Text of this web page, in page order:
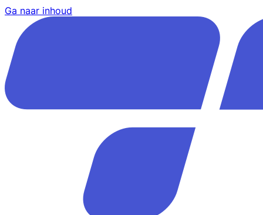
Ga naar inhoud